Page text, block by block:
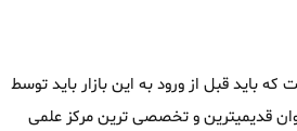
باید قبل از ورود به این بازار باید توسط
قدیمیترین و تخصصی ترین مرکز علمی